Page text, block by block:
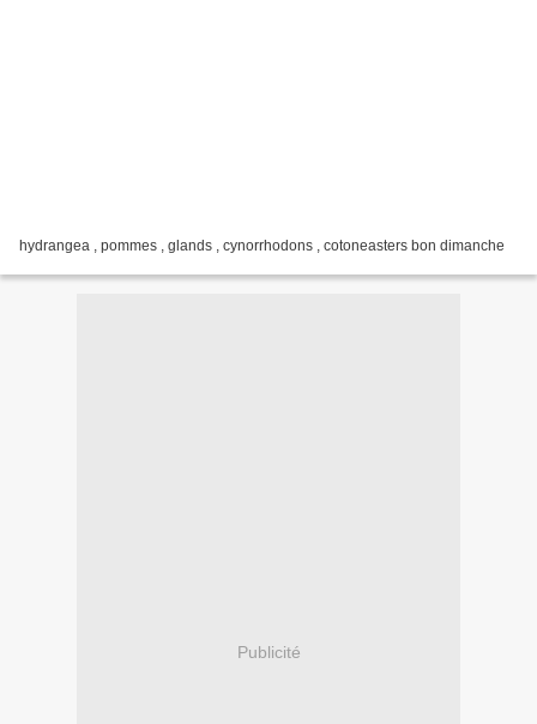
hydrangea , pommes , glands , cynorrhodons , cotoneasters bon dimanche
Publicité